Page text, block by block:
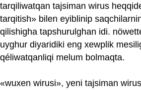
tarqiliwatqan tajsiman wirus
tarqitish» bilen eyiblinip
qilishigha tapshurulghan idi.
uyghur diyaridiki eng xewplik
qéliwatqanliqi melum bolmaqta.
«wuxen wirusi», yeni tajsiman